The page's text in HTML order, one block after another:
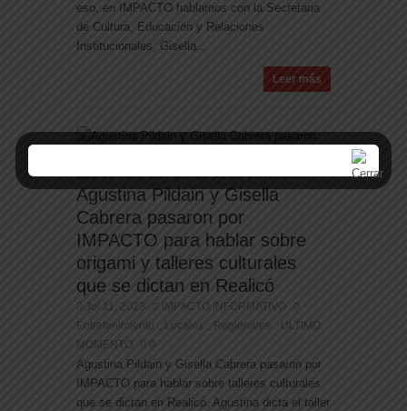
eso, en IMPACTO hablamos con la Secretaria
de Cultura, Educación y Relaciones
Institucionales, Gisella...
Leer más
Agustina Pildain y Gisella
Cabrera pasaron por
IMPACTO para hablar sobre
origami y talleres culturales
que se dictan en Realicó
Jul 11, 2023
IMPACTO INFORMATIVO
Entretenimiento
Locales Regionales
ULTIMO
MOMENTO
0
Agustina Pildain y Gisella Cabrera pasaron por
IMPACTO para hablar sobre talleres culturales
que se dictan en Realicó. Agustina dicta el taller